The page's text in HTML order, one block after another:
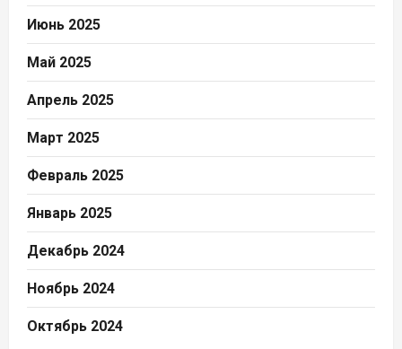
Июнь 2025
Май 2025
Апрель 2025
Март 2025
Февраль 2025
Январь 2025
Декабрь 2024
Ноябрь 2024
Октябрь 2024